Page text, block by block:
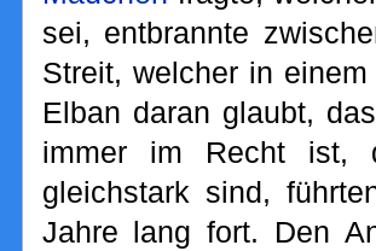
sei, entbrannte
Streit, welcher in
Elban daran glaubt,
immer im Recht ist,
gleichstark sind,
Jahre lang fort. Den